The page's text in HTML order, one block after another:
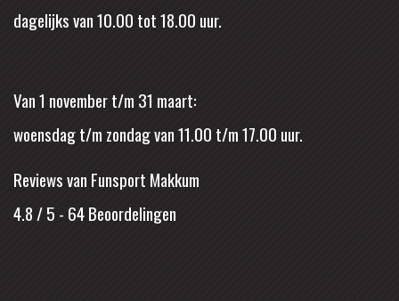
dagelijks van 10.00 tot 18.00 uur.
Van 1 november t/m 31 maart:
woensdag t/m zondag van 11.00 t/m 17.00 uur.
Reviews van Funsport Makkum
4.8 / 5 - 64Beoordelingen